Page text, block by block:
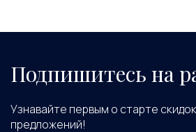
Подпишитесь на
Узнавайте первым о старте
предложений!